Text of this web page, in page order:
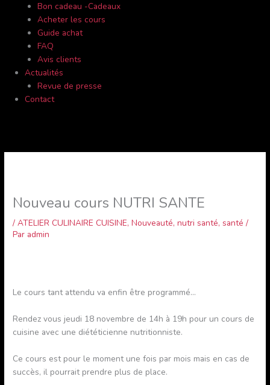
Bon cadeau -Cadeaux
Acheter les cours
Guide achat
FAQ
Avis clients
Actualités
Revue de presse
Contact
Nouveau cours NUTRI SANTE
/ATELIER CULINAIRE CUISINE,Nouveauté,nutri santé,santé /
Par admin
Le cours tant attendu va enfin être programmé…
Rendez vous jeudi 18 novembre de 14h à 19h pour un cours de
cuisine avec une diététicienne nutritionniste.
Ce cours est pour le moment une fois par mois mais en cas de
succès, il pourrait prendre plus de place.